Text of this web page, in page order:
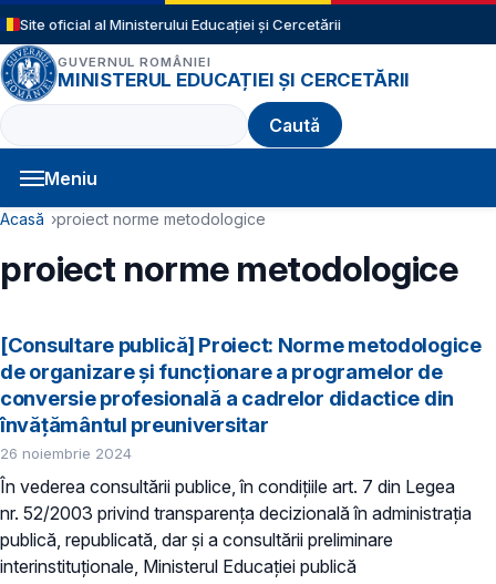
Sari la conținutul principal
Site oficial al Ministerului Educației și Cercetării
GUVERNUL ROMÂNIEI
MINISTERUL EDUCAȚIEI ȘI CERCETĂRII
Caută
Meniu
Navigație principală
Cale de navigare
Acasă proiect norme metodologice
proiect norme metodologice
[Consultare publică] Proiect: Norme metodologice
de organizare şi funcționare a programelor de
conversie profesională a cadrelor didactice din
învățământul preuniversitar
26 noiembrie 2024
În vederea consultării publice, în condiţiile art. 7 din Legea
nr. 52/2003 privind transparenţa decizională în administraţia
publică, republicată, dar și a consultării preliminare
interinstituționale, Ministerul Educaţiei publică